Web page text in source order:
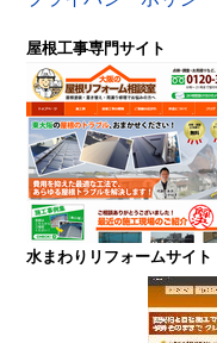
屋根工事専門サイト
水まわりリフォームサイト